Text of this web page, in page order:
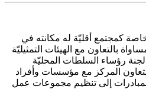
كمجتمع أقليّة له مكانته في
بالتعاون مع الهيئات التمثيليّة
لجنة رؤساء السلطات المحليّة
ويتعاون المركز مع مؤسسات وأفراد
إلى تنظيم مجموعات عمل